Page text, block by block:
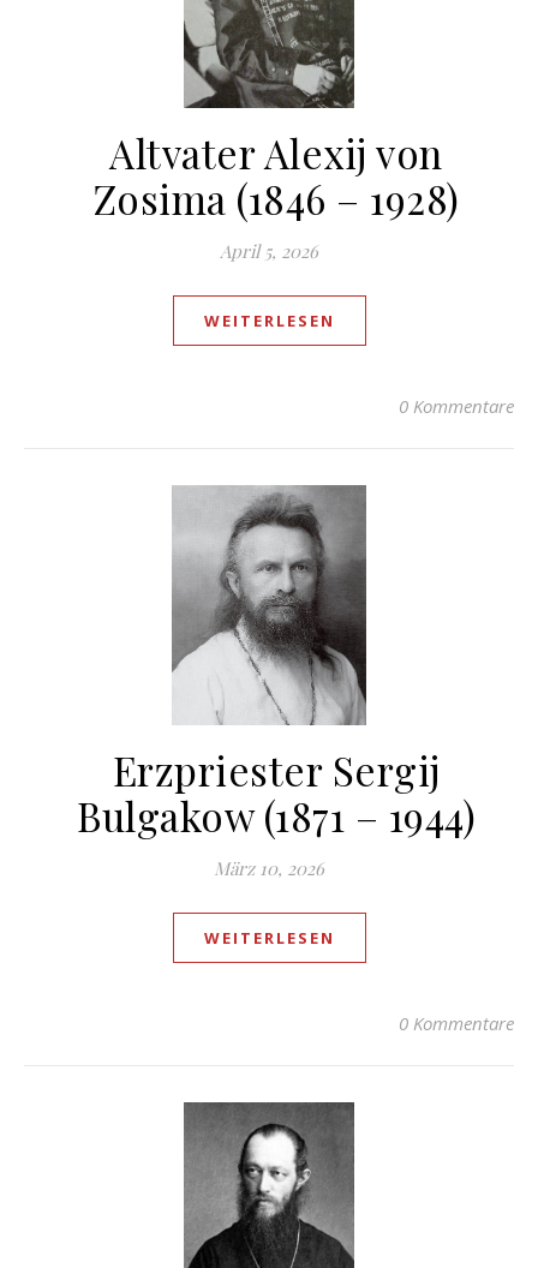
Altvater Alexij von
Zosima (1846 – 1928)
April 5, 2026
WEITERLESEN
0 Kommentare
Erzpriester Sergij
Bulgakow (1871 – 1944)
März 10, 2026
WEITERLESEN
0 Kommentare